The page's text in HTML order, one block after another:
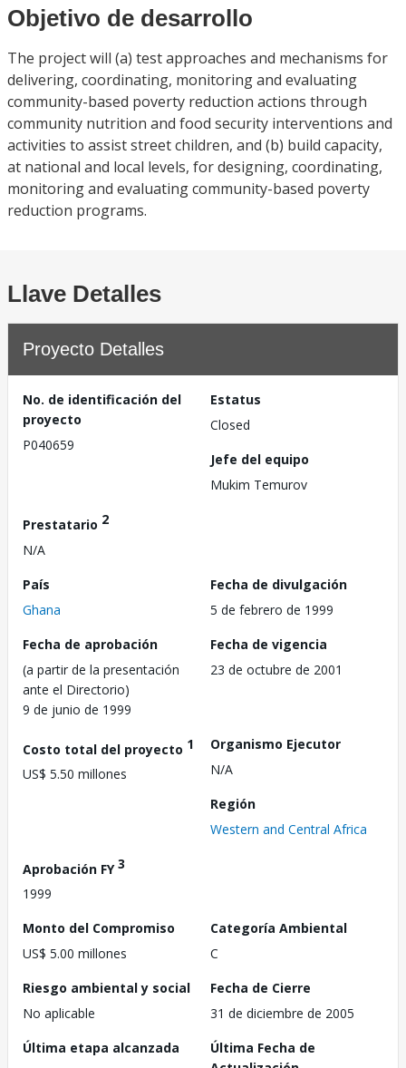
Objetivo de desarrollo
The project will (a) test approaches and mechanisms for
delivering, coordinating, monitoring and evaluating
community-based poverty reduction actions through
community nutrition and food security interventions and
activities to assist street children, and (b) build capacity,
at national and local levels, for designing, coordinating,
monitoring and evaluating community-based poverty
reduction programs.
Llave Detalles
Proyecto Detalles
No. de identificación del
proyecto
P040659
Estatus
Closed
Jefe del equipo
Mukim Temurov
Prestatario 2
N/A
País
Ghana
Fecha de divulgación
5 de febrero de 1999
Fecha de aprobación
(a partir de la presentación
ante el Directorio)
9 de junio de 1999
Fecha de vigencia
23 de octubre de 2001
Costo total del proyecto 1
US$ 5.50 millones
Organismo Ejecutor
N/A
Región
Western and Central Africa
Aprobación FY3
1999
Monto del Compromiso
US$ 5.00 millones
Categoría Ambiental
C
Riesgo ambiental y social
No aplicable
Fecha de Cierre
31 de diciembre de 2005
Última etapa alcanzada
Última Fecha de